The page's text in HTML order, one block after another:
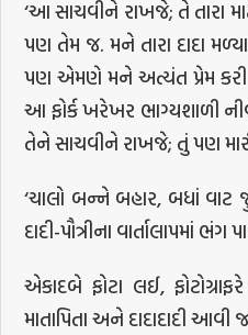
‘આ સાચવીને રાખજે; તે તારા
પણ તેમ જ. મને તારા દાદા
પણ એમણે મને અત્યંત પ્રેમ કરી
આ ફોર્ક ખરેખર ભાગ્યશાળી
તેને સાચવીને રાખજે; તું પણ
‘ચાલો બન્ને બહાર, બધાં વાટ
દાદી-પૌત્રીના વાર્તાલાપમાં ભંગ
એકાદબે ફોટા લઈ,
માતાપિતા અને દાદાદાદી આવી